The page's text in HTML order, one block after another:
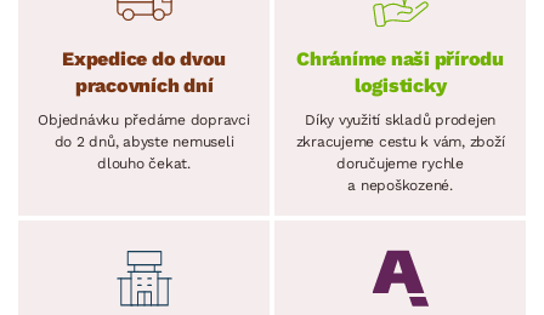
Expedice do dvou
pracovních dní
Objednávku předáme dopravci
do 2 dnů, abyste nemuseli
dlouho čekat.
Chráníme naši přírodu
logisticky
Díky využití skladů prodejen
zkracujeme cestu k vám, zboží
doručujeme rychle
a nepoškozené.